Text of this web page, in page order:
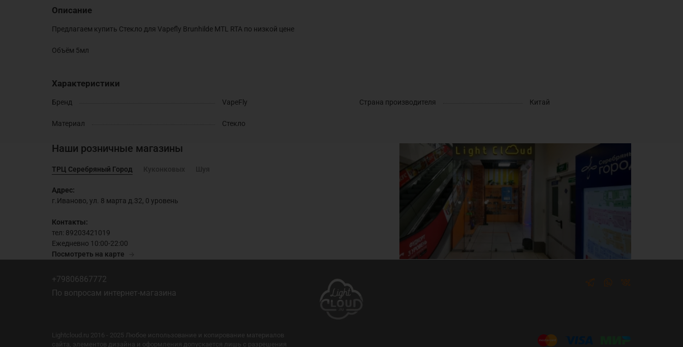
Описание
Предлагаем купить Стекло для Vapefly Brunhilde MTL RTA по низкой цене
Объём 5мл
Характеристики
Бренд VapeFly Страна производителя Китай
Материал Стекло
Наши розничные магазины
ТРЦ Серебряный Город
Адрес:
г.Иваново, ул. 8 марта д.32, 0 уровень
Контакты:
тел: 89203421019
Ежедневно 10:00-22:00
Посмотреть на карте
+79806867772
По вопросам интернет-магазина
Lightcloud.ru 2016 - 2025 Любое использование и копирование материалов
сайта, элементов дизайна и оформления допускается лишь с разрешения